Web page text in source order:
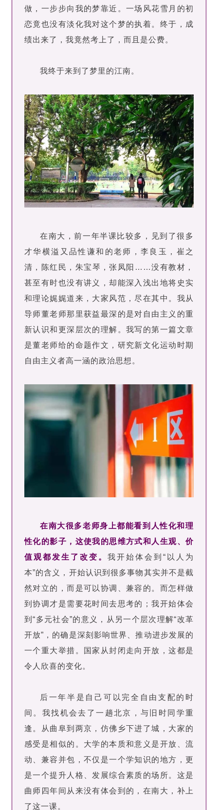
做，一步步向我的梦靠近。一场风花雪月的初
恋竟也没有淡化我对这个梦的执着。终于，成
绩出来了，我竟然考上了，而且是公费。
我终于来到了梦里的江南。
在南大，前一年半课比较多，见到了很多
才华横溢又品性谦和的老师，李良玉，崔之
清，陈红民，朱宝琴，张凤阳……没有教材，
甚至有时也没有讲义，却能深入浅出地将史实
和理论娓娓道来，大家风范，尽在其中。 我从
导师董老师那里获益最深的是对自由主义的重
新认识和更深层次的理解。我写的第一篇文章
是董老师给的命题作文，研究新文化运动时期
自由主义者高一涵的政治思想 。
在南大很多老师身上都能看到人性化和理
性化的影子，这使我的思维方式和人生观、价
值观都发生了改变。 我开始体会到“以人为
本”的含义，开始认识到很多事物其实并不是截
然对立的，而是可以协调、兼容的。而怎样做
到协调才是需要花时间去思考的；我开始体会
到“多元社会”的意义，从另一个层次理解“改革
开放”，的确是深刻影响世界、推动进步发展的
一个重大举措。国家从封闭走向开放，这都是
令人欣喜的变化。
后一年半是自己可以完全自由支配的时
间。我找机会去了一趟北京，与旧时同学重
逢。从曲阜到两京，仿佛乡下进了城，大家的
感受是相似的。大学的本质和意义是开放、流
动、兼容并包，不仅是一个学知识的地方，更
是一个提升人格、发展综合素质的场所。这是
曲师四年间从来没有体会到的，在南大，补上
了这一课。